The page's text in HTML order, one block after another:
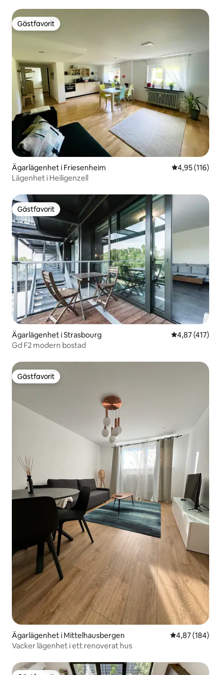
Gästfavorit
Gästfavorit
Ägarlägenhet i Friesenheim 4,95 av 5 i
4,95 (116)
Lägenhet i Heiligenzell
Gästfavorit
Gästfavorit
Ägarlägenhet i Strasbourg 4,87 av 5 i
4,87 (417)
Gd F2 modern bostad
Gästfavorit
Gästfavorit
Ägarlägenhet i Mittelhausbergen 4,87 av 5 i
4,87 (184)
Vacker lägenhet i ett renoverat hus